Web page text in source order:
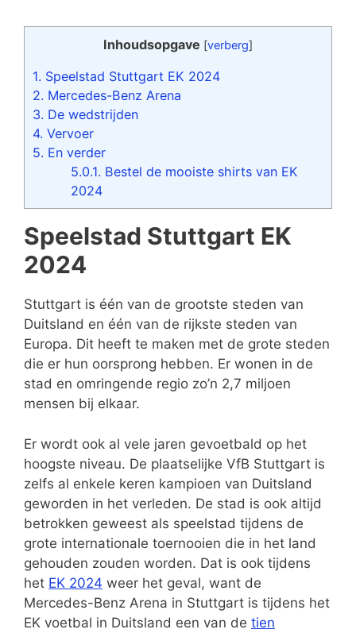
Inhoudsopgave [verberg]
1. Speelstad Stuttgart EK 2024
2. Mercedes-Benz Arena
3. De wedstrijden
4. Vervoer
5. En verder
5.0.1. Bestel de mooiste shirts van EK
2024
Speelstad Stuttgart EK
2024
Stuttgart is één van de grootste steden van
Duitsland en één van de rijkste steden van
Europa. Dit heeft te maken met de grote steden
die er hun oorsprong hebben. Er wonen in de
stad en omringende regio zo’n 2,7 miljoen
mensen bij elkaar.
Er wordt ook al vele jaren gevoetbald op het
hoogste niveau. De plaatselijke VfB Stuttgart is
zelfs al enkele keren kampioen van Duitsland
geworden in het verleden. De stad is ook altijd
betrokken geweest als speelstad tijdens de
grote internationale toernooien die in het land
gehouden zouden worden. Dat is ook tijdens
het EK 2024 weer het geval, want de
Mercedes-Benz Arena in Stuttgart is tijdens het
EK voetbal in Duitsland een van de tien